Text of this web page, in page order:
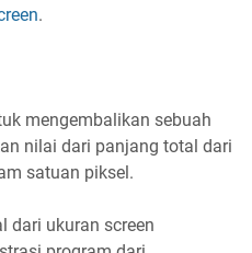
.
mengembalikan sebuah
nilai dari panjang total dari
satuan piksel.
dari ukuran screen